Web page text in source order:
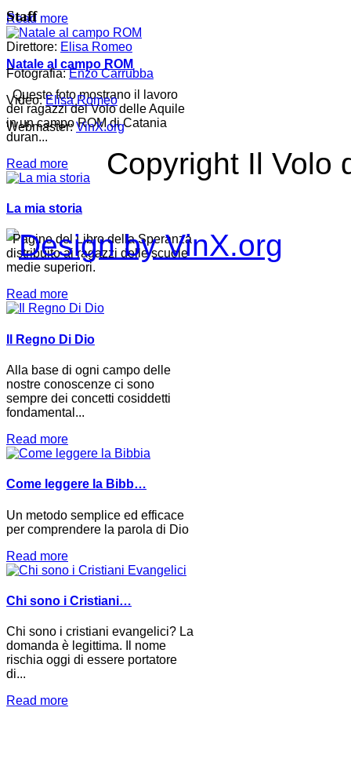
Read more
Natale al campo ROM
Queste foto mostrano il lavoro
dei ragazzi del Volo delle Aquile
in un campo ROM di Catania
duran...
Read more
La mia storia
Pagine del Libro della Speranza
distribuito ai ragazzi delle scuole
medie superiori.
Read more
Il Regno Di Dio
Alla base di ogni campo delle
nostre conoscenze ci sono
sempre dei concetti cosiddetti
fondamental...
Read more
Come leggere la Bibb…
Un metodo semplice ed efficace
per comprendere la parola di Dio
Read more
Chi sono i Cristiani…
Chi sono i cristiani evangelici? La
domanda è legittima. Il nome
rischia oggi di essere portatore
di...
Read more
Staff
Direttore: Elisa Romeo
Fotografia:Enzo Carrubba
Video:Elisa Romeo
Webmaster:VinX.org
Copyright Il Volo